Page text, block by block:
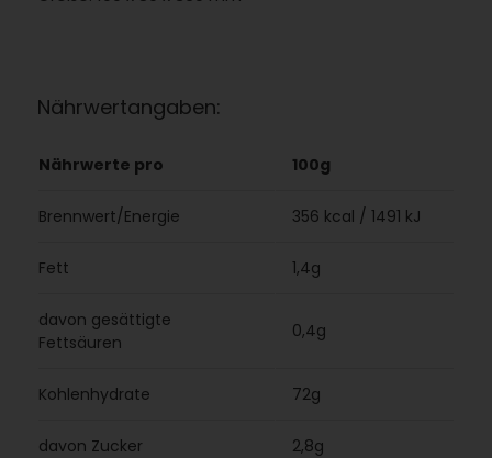
Nährwertangaben:
Nährwerte pro 100g
Brennwert/Energie 356 kcal / 1491 kJ
Fett 1,4g
davon gesättigte
Fettsäuren
0,4g
Kohlenhydrate 72g
davon Zucker 2,8g